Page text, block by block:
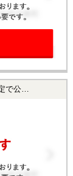
！】